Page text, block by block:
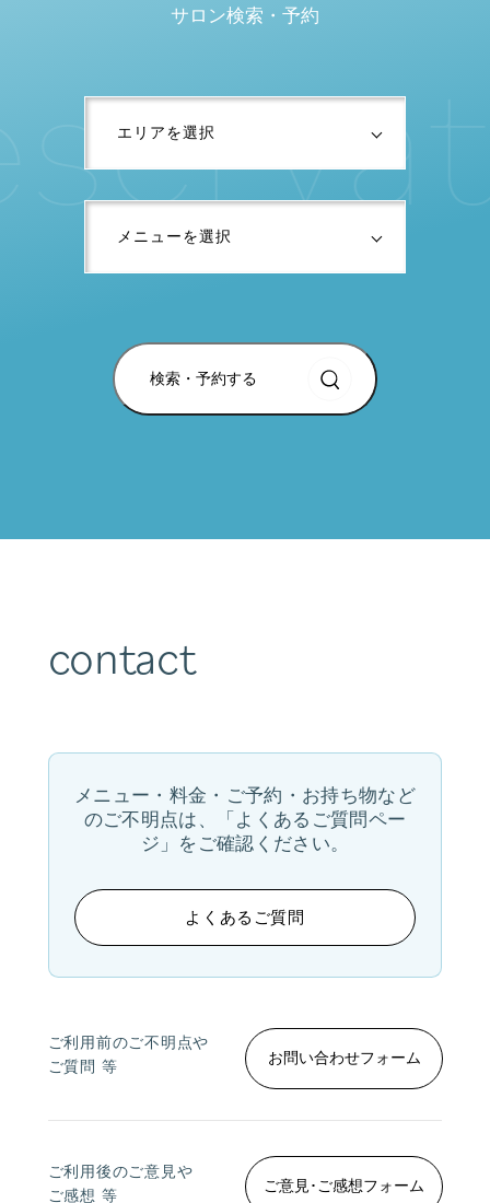
サロン検索・予約
検索・予約する
servat
contact
メニュー・料金・ご予約・お持ち物など
のご不明点は、「よくあるご質問ペー
ジ」をご確認ください。
よくあるご質問
ご利用前のご不明点や
ご質問 等
お問い合わせフォーム
ご利用後のご意見や
ご感想 等
ご意見･ご感想フォーム